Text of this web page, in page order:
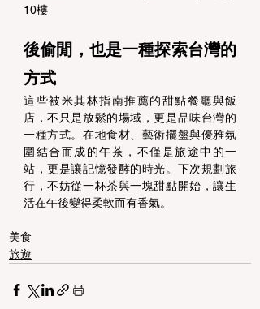
10樓
後偷閒，也是一種探索台灣的
方式
這些被米其林指南推薦的甜點餐廳與飯
店，不只是放鬆的場域，更是品味台灣的
一種方式。在地食材、藝術擺盤與優雅氛
圍結合而成的午茶，不僅是旅途中的一
站，更是讓記憶發酵的時光。下次規劃旅
行，不妨從一杯茶與一塊甜點開始，讓生
活在午後變得柔軟而有香氣。
美食
旅遊